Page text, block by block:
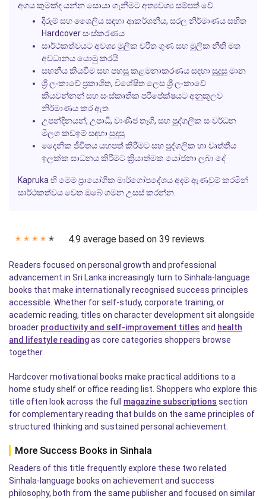
අගය කුමක්ද යන්න සොයා ගැනීමට අත්‍යවශ්‍ය සම්පත් වේ.
දිරුම් සහ ශෛලිය සඳහා ආකර්ශනීය, සරල නිර්මාණය සහිත
Hardcover සංස්කරණය
සාර්ථකත්වයට අවශ්‍ය මූලික චරිත ගුණ සහ මූලික නීති මත
අවධානය යොමු කරයි
සහනීය කියවීම සහ පහසු කළමනාකරණය සඳහා සුදුසු මාන
ශ්‍රී ලංකාවේ ප්‍රකාශිත, විශේෂිත ලෙස ශ්‍රී ලංකාවේ
කියවන්නන් සහ සංස්කෘතික පරිපේක්ෂයට අනුකූලව
නිර්මාණය කර ඇත
උපන්දිනයන්, උපාධි, වාණිජ තෑගි, සහ පුද්ගලික සංවර්ධන
මීලග කඩඉම් සඳහා සුදුසු
දෛනික ජීවිතය යහපත් කිරීමට සහ පුද්ගලික හා වෘත්තීය
ඉලක්ක සාධනය කිරීමට ක්‍රියාත්මක යෝජනා ලබා දේ
Kapruka හි මෙම ප්‍රායෝගික මාර්ගෝපදේශය අදම ඇණවුම් කරමින්
සාර්ථකත්වය වෙත ඔබේ ගමන උසස් කරන්න.
✭ ✭ ✭ ✭ ✭ 4.9 average based on 39 reviews.
Readers focused on personal growth and professional
advancement in Sri Lanka increasingly turn to Sinhala-language
books that make internationally recognised success principles
accessible. Whether for self-study, corporate training, or
academic reading, titles on character development sit alongside
broader productivity and self-improvement titles and health
and lifestyle readingas core categories shoppers browse
together.
Hardcover motivational books make practical additions to a
home study shelf or office reading list. Shoppers who explore this
title often look across the full magazine subscriptions section
for complementary reading that builds on the same principles of
structured thinking and sustained personal achievement.
More Success Books in Sinhala
Readers of this title frequently explore these two related
Sinhala-language books on achievement and success
philosophy, both from the same publisher and focused on similar